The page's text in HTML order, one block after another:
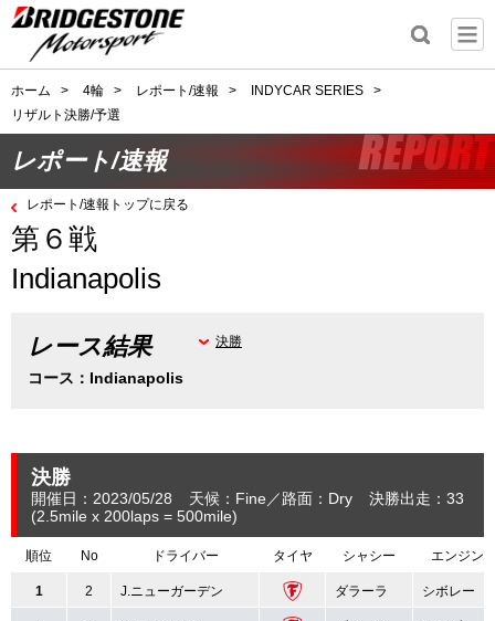
ホーム > 4輪 > レポート/速報 > INDYCAR SERIES
>
リザルト決勝/予選
レポート/速報
レポート/速報トップに戻る
第６戦
Indianapolis
レース結果
コース：Indianapolis
決勝
決勝
開催日：2023/05/28 天候：Fine 路面：Dry
決勝出走：33
(2.5mile x 200laps = 500mile)
順位 No ドライバー タイヤ シャシー エンジン
1 2 J.ニューガーデン ダラーラ シボレー